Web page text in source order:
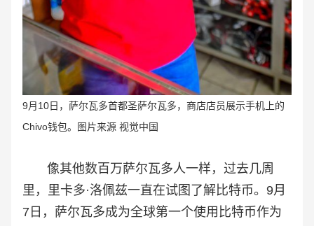
9月10日，萨尔瓦多首都圣萨尔瓦多，商店店员展示手机上的
Chivo钱包。图片来源 视觉中国
像其他数百万萨尔瓦多人一样，过去几周
里，里卡多·洛佩兹一直在试图了解比特币。9月
7日，萨尔瓦多成为全球第一个使用比特币作为